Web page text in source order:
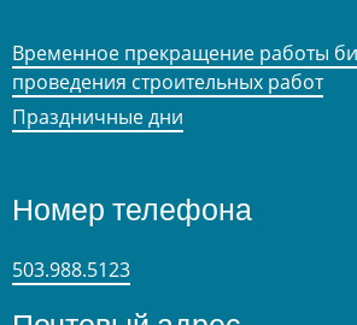
Временное прекращение работы
проведения строительных работ
Праздничные дни
Номер телефона
503.988.5123